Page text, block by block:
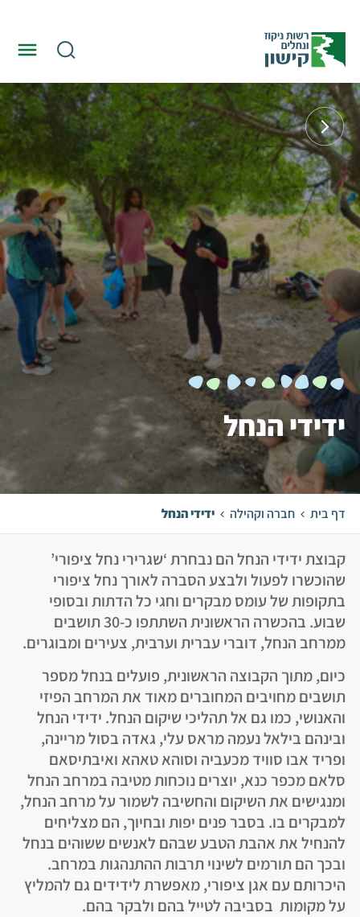
ידידי הנחל
דף בית חברה וקהילה ידידי הנחל
קבוצת ידידי הנחל הם נבחרת ‘שגרירי נחל ציפורי’
שהוכשרו לפעול ולבצע הסברה לאורך נחל ציפורי
בתקופות של עומס מבקרים וחגי כל הדתות ובסופי
שבוע. בהכשרה הראשונית השתתפו כ-30 תושבים
ממרחב הנחל, דוברי עברית וערבית, צעירים ומבוגרים.
כיום, מתוך הקבוצה הראשונית, פועלים בנחל מספר
תושבים מחויבים המחוברים מאוד את המרחב הפיזי
והאנושי, כמו גם אל תהליכי שיקום הנחל. ידידי הנחל
ובינהם בילאל נעמה מראס עלי, גאדה בסול מריינה,
ופריד אבו סוויד מכעביה וסוהא טאהא ואיבתיסאם
סלאם מכפר כנא, יוצרים נוכחות מטיבה במרחב הנחל
ומנגישים את השיקום והחשיבה לשמור על מרחב הנחל,
למבקרים בו. בסבר פנים יפות ובחיוך, הם מצליחים
להנחיל את אהבת הטבע שבהם לאנשים ששוהים בנחל
ובכך הם תורמים לשינוי תרבות ההתנהגות במרחב.
היכרותם עם אגן ציפורי, מאפשרת לידידים גם להמליץ
על מקומות בסביבה לטייל בהם ולבקר בהם.